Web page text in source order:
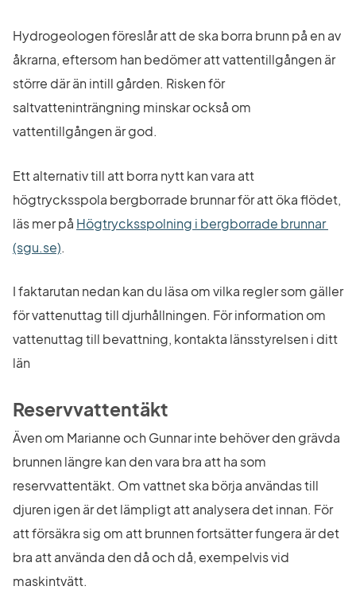
Hydrogeologen föreslår att de ska borra brunn på en av
åkrarna, eftersom han bedömer att vattentillgången är
större där än intill gården. Risken för
saltvatteninträngning minskar också om
vattentillgången är god.
Ett alternativ till att borra nytt kan vara att
högtrycksspola bergborrade brunnar för att öka flödet,
läs mer på Högtrycksspolning i bergborrade brunnar
(sgu.se).
I faktarutan nedan kan du läsa om vilka regler som gäller
för vattenuttag till djurhållningen. För information om
vattenuttag till bevattning, kontakta länsstyrelsen i ditt
län
Reservvattentäkt
Även om Marianne och Gunnar inte behöver den grävda
brunnen längre kan den vara bra att ha som
reservvattentäkt. Om vattnet ska börja användas till
djuren igen är det lämpligt att analysera det innan. För
att försäkra sig om att brunnen fortsätter fungera är det
bra att använda den då och då, exempelvis vid
maskintvätt.